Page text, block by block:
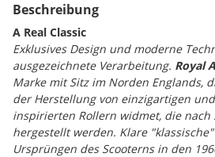
Beschreibung
A Real Classic
Exklusives Design und moderne
ausgezeichnete Verarbeitung. Royal
Marke mit Sitz im Norden Englands,
der Herstellung von einzigartigen
inspirierten Rollern widmet, die nach
hergestellt werden. Klare
Ursprüngen des Scooterns in den